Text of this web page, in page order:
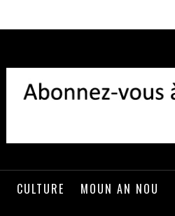
CULTURE MOUN AN NOU